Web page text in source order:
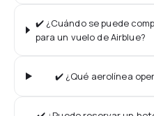
✔️ ¿Cuándo se puede
para un vuelo de Airblue?
✔️ ¿Qué aerolínea